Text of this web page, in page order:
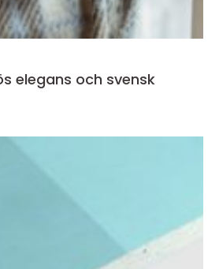
elegans och svensk